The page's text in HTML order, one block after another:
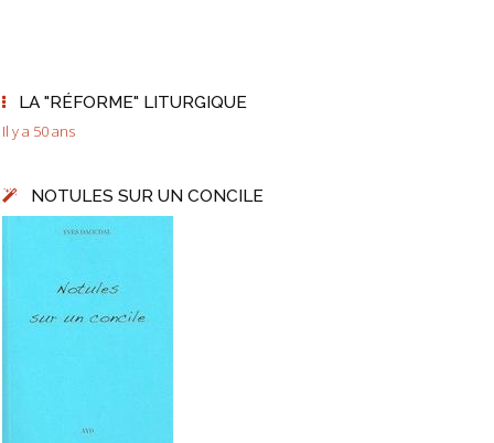
LA "RÉFORME" LITURGIQUE
Il y a 50 ans
NOTULES SUR UN CONCILE